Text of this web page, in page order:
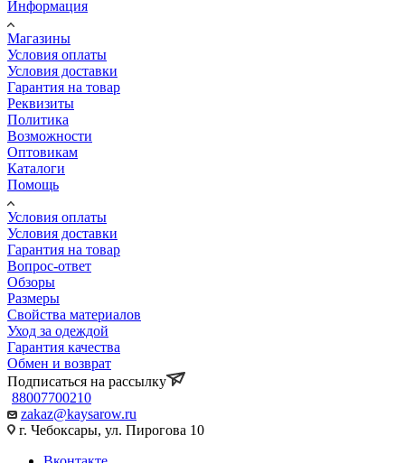
Информация
Магазины
Условия оплаты
Условия доставки
Гарантия на товар
Реквизиты
Политика
Возможности
Оптовикам
Каталоги
Помощь
Условия оплаты
Условия доставки
Гарантия на товар
Вопрос-ответ
Обзоры
Размеры
Свойства материалов
Уход за одеждой
Гарантия качества
Обмен и возврат
Подписаться на рассылку
88007700210
zakaz@kaysarow.ru
г. Чебоксары, ул. Пирогова 10